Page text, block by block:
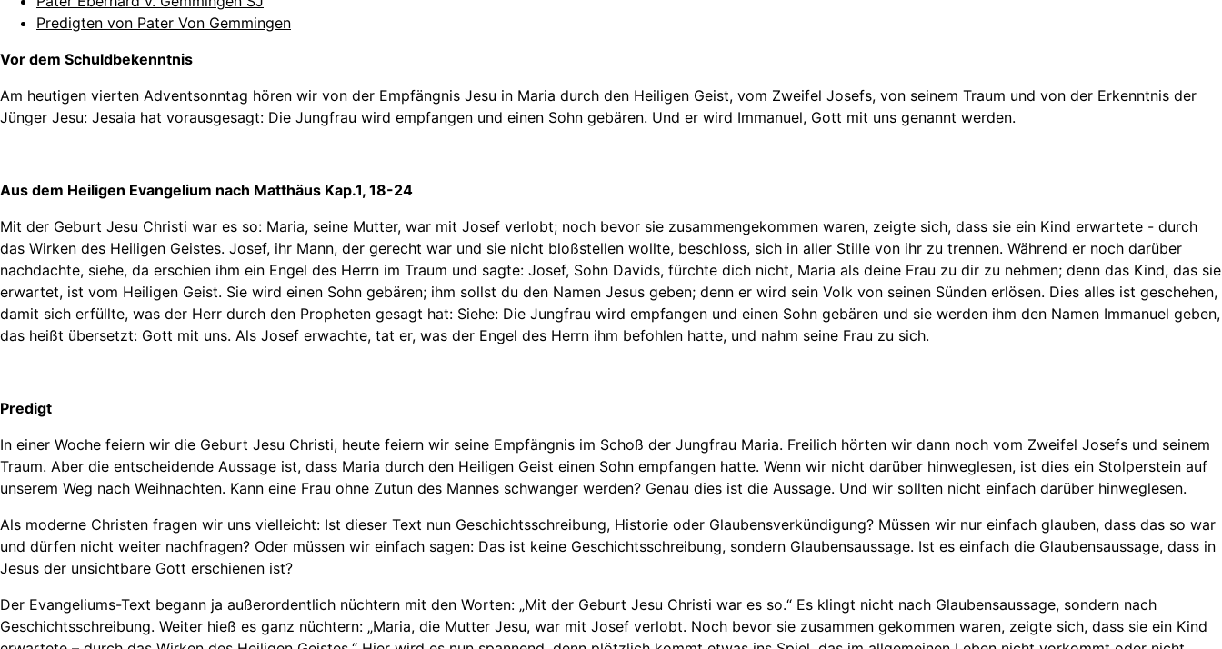
Predigten von Pater Von Gemmingen
Vor dem Schuldbekenntnis
Am heutigen vierten Adventsonntag hören wir von der Empfängnis Jesu in Maria durch den Heiligen Geist, vom Zweifel Josefs, von seinem Traum und von der Erkenntnis der
Jünger Jesu: Jesaia hat vorausgesagt: Die Jungfrau wird empfangen und einen Sohn gebären. Und er wird Immanuel, Gott mit uns genannt werden.
Aus dem Heiligen Evangelium nach Matthäus Kap.1, 18-24
Mit der Geburt Jesu Christi war es so: Maria, seine Mutter, war mit Josef verlobt; noch bevor sie zusammengekommen waren, zeigte sich, dass sie ein Kind erwartete - durch
das Wirken des Heiligen Geistes. Josef, ihr Mann, der gerecht war und sie nicht bloßstellen wollte, beschloss, sich in aller Stille von ihr zu trennen. Während er noch darüber
nachdachte, siehe, da erschien ihm ein Engel des Herrn im Traum und sagte: Josef, Sohn Davids, fürchte dich nicht, Maria als deine Frau zu dir zu nehmen; denn das Kind, das sie
erwartet, ist vom Heiligen Geist. Sie wird einen Sohn gebären; ihm sollst du den Namen Jesus geben; denn er wird sein Volk von seinen Sünden erlösen. Dies alles ist geschehen,
damit sich erfüllte, was der Herr durch den Propheten gesagt hat: Siehe: Die Jungfrau wird empfangen und einen Sohn gebären und sie werden ihm den Namen Immanuel geben,
das heißt übersetzt: Gott mit uns. Als Josef erwachte, tat er, was der Engel des Herrn ihm befohlen hatte, und nahm seine Frau zu sich.
Predigt
In einer Woche feiern wir die Geburt Jesu Christi, heute feiern wir seine Empfängnis im Schoß der Jungfrau Maria. Freilich hörten wir dann noch vom Zweifel Josefs und seinem
Traum. Aber die entscheidende Aussage ist, dass Maria durch den Heiligen Geist einen Sohn empfangen hatte. Wenn wir nicht darüber hinweglesen, ist dies ein Stolperstein auf
unserem Weg nach Weihnachten. Kann eine Frau ohne Zutun des Mannes schwanger werden? Genau dies ist die Aussage. Und wir sollten nicht einfach darüber hinweglesen.
Als moderne Christen fragen wir uns vielleicht: Ist dieser Text nun Geschichtsschreibung, Historie oder Glaubensverkündigung? Müssen wir nur einfach glauben, dass das so war
und dürfen nicht weiter nachfragen? Oder müssen wir einfach sagen: Das ist keine Geschichtsschreibung, sondern Glaubensaussage. Ist es einfach die Glaubensaussage, dass in
Jesus der unsichtbare Gott erschienen ist?
Der Evangeliums-Text begann ja außerordentlich nüchtern mit den Worten: „Mit der Geburt Jesu Christi war es so.“ Es klingt nicht nach Glaubensaussage, sondern nach
Geschichtsschreibung. Weiter hieß es ganz nüchtern: „Maria, die Mutter Jesu, war mit Josef verlobt. Noch bevor sie zusammen gekommen waren, zeigte sich, dass sie ein Kind